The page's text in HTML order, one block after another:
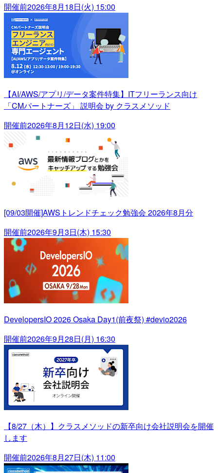
開催前2026年8月18日(火) 15:00
【AI/AWS/アプリ/データ案件特集】ITフリーランス向け
「CMパートナーズ」 説明会 by クラスメソッド
開催前2026年8月12日(水) 19:00
[09/03開催]AWSトレンドチェック勉強会 2026年8月分
開催前2026年9月3日(木) 15:30
DevelopersIO 2026 Osaka Day1(前夜祭) #devio2026
開催前2026年9月28日(月) 16:30
【8/27（木）】クラスメソッドの新卒向け会社説明会を開催
します
開催前2026年8月27日(木) 11:00